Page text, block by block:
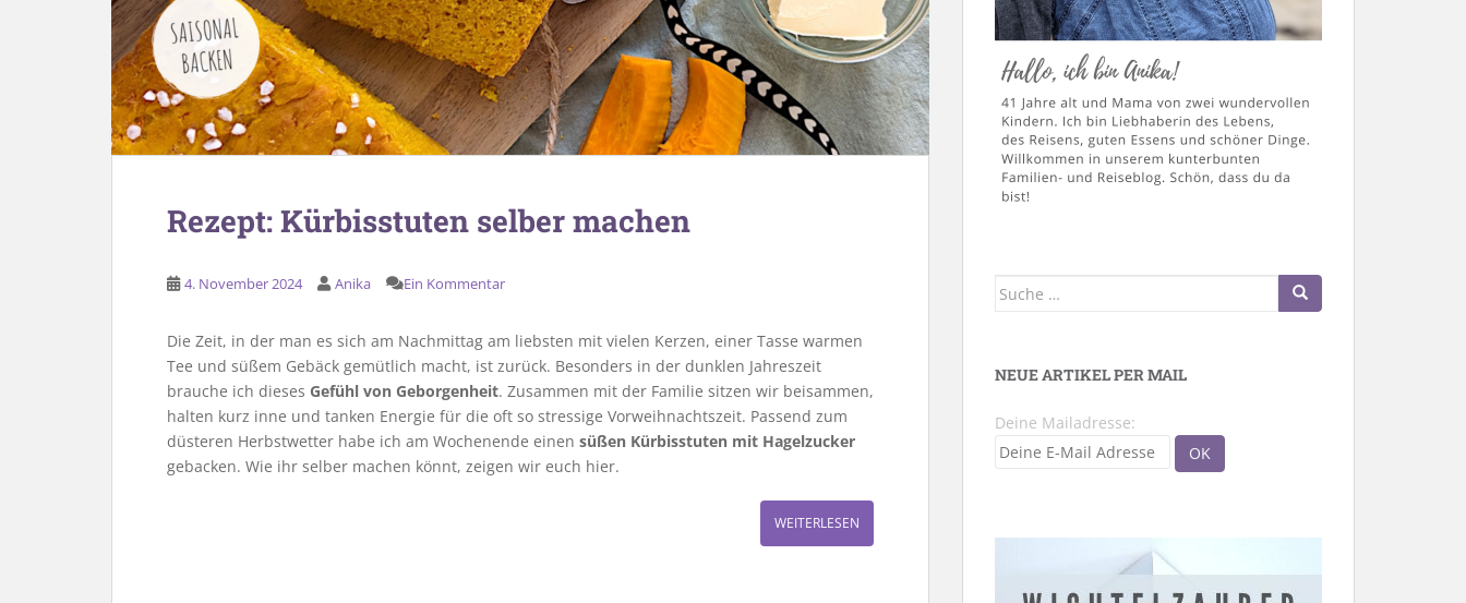
Rezept: Kürbisstuten selber machen
4. November 2024 Anika Ein Kommentar
Die Zeit, in der man es sich am Nachmittag am liebsten mit vielen Kerzen, einer Tasse warmen
Tee und süßem Gebäck gemütlich macht, ist zurück. Besonders in der dunklen Jahreszeit
brauche ich dieses Gefühl von Geborgenheit. Zusammen mit der Familie sitzen wir beisammen,
halten kurz inne und tanken Energie für die oft so stressige Vorweihnachtszeit. Passend zum
düsteren Herbstwetter habe ich am Wochenende einen süßen Kürbisstuten mit Hagelzucker
gebacken. Wie ihr selber machen könnt, zeigen wir euch hier.
WEITERLESEN
Suche
NEUE ARTIKEL PER MAIL
Deine Mailadresse: